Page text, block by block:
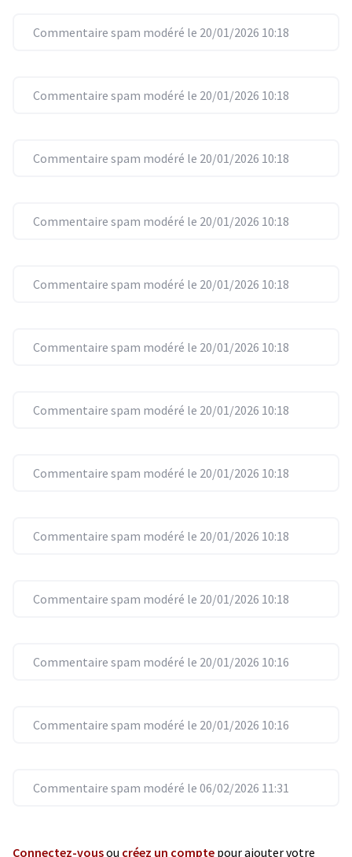
Commentaire spam modéré le 20/01/2026 10:18
Commentaire spam modéré le 20/01/2026 10:18
Commentaire spam modéré le 20/01/2026 10:18
Commentaire spam modéré le 20/01/2026 10:18
Commentaire spam modéré le 20/01/2026 10:18
Commentaire spam modéré le 20/01/2026 10:18
Commentaire spam modéré le 20/01/2026 10:18
Commentaire spam modéré le 20/01/2026 10:18
Commentaire spam modéré le 20/01/2026 10:18
Commentaire spam modéré le 20/01/2026 10:18
Commentaire spam modéré le 20/01/2026 10:16
Commentaire spam modéré le 20/01/2026 10:16
Commentaire spam modéré le 06/02/2026 11:31
Connectez-vousou créez un compte pour ajouter votre